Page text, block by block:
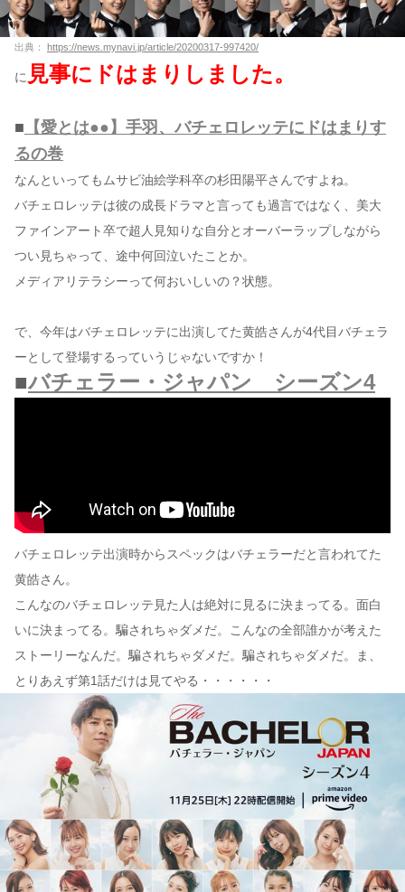
出典： https://news.mynavi.jp/article/20200317-997420/
に 見事にドはまりしました。
■ 【愛とは●●】手羽、バチェロレッテにドはまりす
るの巻
なんといってもムサビ油絵学科卒の杉田陽平さんですよね。
バチェロレッテは彼の成長ドラマと言っても過言ではなく、美大
ファインアート卒で超人見知りな自分とオーバーラップしながら
つい見ちゃって、途中何回泣いたことか。
メディアリテラシーって何おいしいの？状態。
で、今年はバチェロレッテに出演してた黄皓さんが4代目バチェラ
ーとして登場するっていうじゃないですか！
■バチェラー・ジャパン シーズン4
バチェロレッテ出演時からスペックはバチェラーだと言われてた
黄皓さん。
こんなのバチェロレッテ見た人は絶対に見るに決まってる。面白
いに決まってる。騙されちゃダメだ。こんなの全部誰かが考えた
ストーリーなんだ。騙されちゃダメだ。騙されちゃダメだ。ま、
とりあえず第1話だけは見てやる・・・・・・